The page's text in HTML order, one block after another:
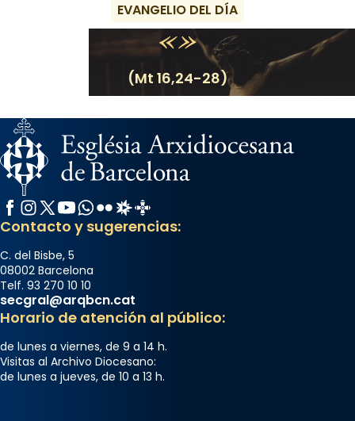
EVANGELIO DEL DÍA
(Mt 16,24-28)
Facebook
Instagram
X / Twitter
YouTube
WhatsApp
FlickrRadio Estel
Catalunya Cristiana
Contacto y sugerencias:
C. del Bisbe, 5
08002 Barcelona
Telf. 93 270 10 10
secgral@arqbcn.cat
Horario de atención al público:
de lunes a viernes, de 9 a 14 h.
Visitas al Archivo Diocesano:
de lunes a jueves, de 10 a 13 h.